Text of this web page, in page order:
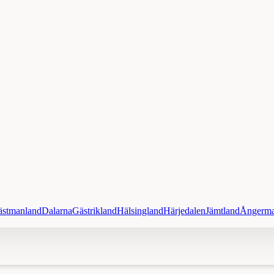
DalarnaGästriklandHälsinglandHärjedalenJämtland